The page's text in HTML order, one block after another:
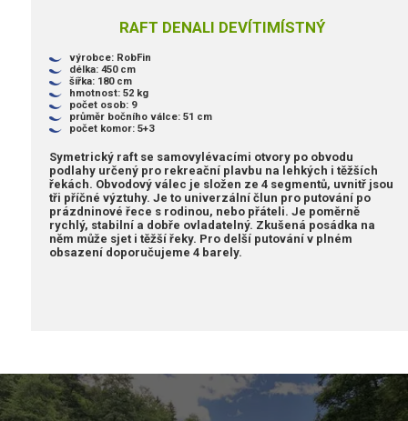
RAFT DENALI DEVÍTIMÍSTNÝ
výrobce: RobFin
délka: 450 cm
šířka: 180 cm
hmotnost: 52 kg
počet osob: 9
průměr bočního válce: 51 cm
počet komor: 5+3
Symetrický raft se samovylévacími otvory po obvodu
podlahy určený pro rekreační plavbu na lehkých i těžších
řekách. Obvodový válec je složen ze 4 segmentů, uvnitř jsou
tři příčné výztuhy. Je to univerzální člun pro putování po
prázdninové řece s rodinou, nebo přáteli. Je poměrně
rychlý, stabilní a dobře ovladatelný. Zkušená posádka na
něm může sjet i těžší řeky. Pro delší putování v plném
obsazení doporučujeme 4 barely.